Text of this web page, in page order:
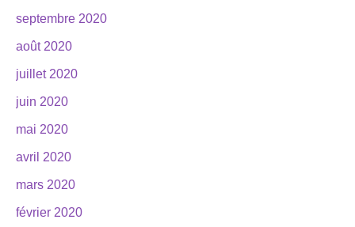
septembre 2020
août 2020
juillet 2020
juin 2020
mai 2020
avril 2020
mars 2020
février 2020